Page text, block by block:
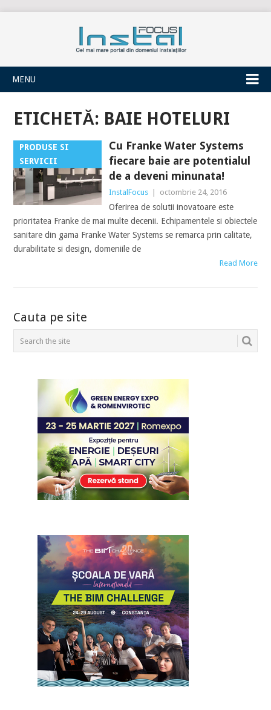
INSTALFOCUS
MENU
ETICHETĂ: BAIE HOTELURI
PRODUSE SI
SERVICII
Cu Franke Water Systems
fiecare baie are potentialul
de a deveni minunata!
InstalFocus octombrie 24, 2016
Oferirea de solutii inovatoare este
prioritatea Franke de mai multe decenii. Echipamentele si obiectele
sanitare din gama Franke Water Systems se remarca prin calitate,
durabilitate si design, domeniile de
Read More
POSTS
NAVIGATION
Cauta pe site